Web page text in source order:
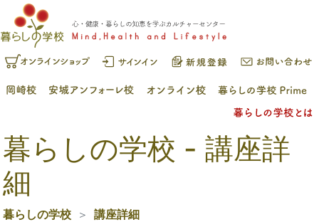
暮らしの学校 - 講座詳
細
暮らしの学校 講座詳細